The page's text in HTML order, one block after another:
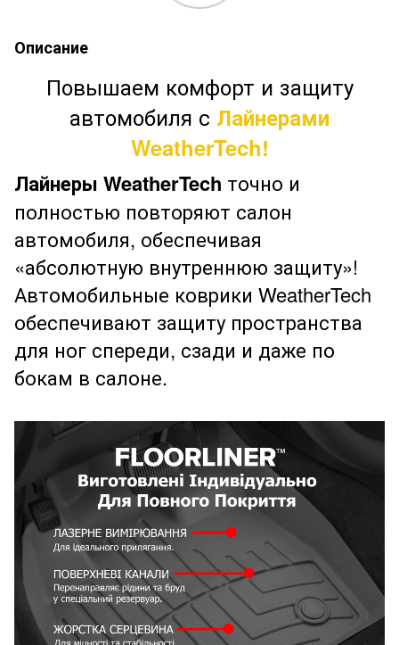
Описание
Повышаем комфорт и защиту
автомобиля с Лайнерами
WeatherTech!
Лайнеры WeatherTech точно и
полностью повторяют салон
автомобиля, обеспечивая
«абсолютную внутреннюю защиту»!
Автомобильные коврики WeatherTech
обеспечивают защиту пространства
для ног спереди, сзади и даже по
бокам в салоне.